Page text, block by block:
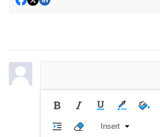
Insert